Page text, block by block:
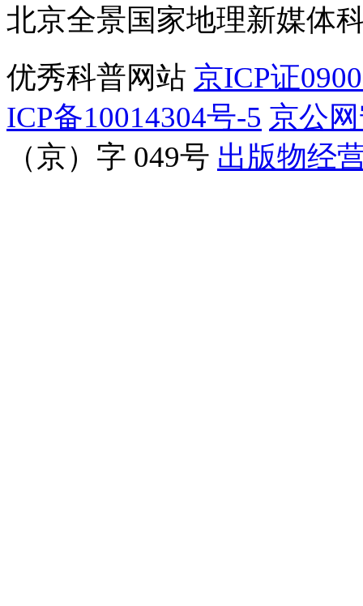
北京全景国家地理新媒体
优秀科普网站 京ICP证
ICP备10014304号-5 京公
（京）字 049号 出版物经